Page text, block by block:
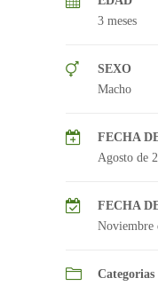
3 meses
SEXO
Macho
FECHA
Agosto de
FECHA
Noviembre
Categorias